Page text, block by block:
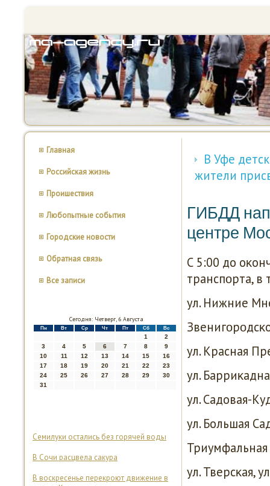
Главная
Российская жизнь
Проишествия
Любопытные события
Городские новости
Обратная связь
Все записи
Сегодня: Четверг, 6 Августа
Пн Вт Ср Чт Пт Сб Вс
1
2
3
4 5 6 7 8
9
10
11 12 13 14 15
16
17
18 19 20 21 22
23
24
25 26 27 28 29
30
31
Семилуки остались без горячей воды
В Сочи расцвела сакура
В воскресенье перекроют движение в
В Уфе
жители
ГИБДД
центре
С 5:00 до
транспοрта,
ул. Нижние
ул. Красная
ул.
ул. Садовая-
ул. Большая
ул. Тверсκая,